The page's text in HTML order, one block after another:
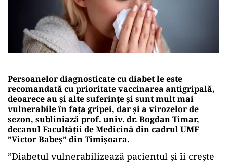
Persoanelor diagnosticate cu diabet le este
recomandată cu prioritate vaccinarea antigripală,
deoarece au și alte suferințe și sunt mult mai
vulnerabile în fața gripei, dar și a virozelor de
sezon, subliniază prof. univ. dr. Bogdan Timar,
decanul Facultății de Medicină din cadrul UMF
”Victor Babeș” din Timișoara.
”Diabetul vulnerabilizează pacientul și îi crește